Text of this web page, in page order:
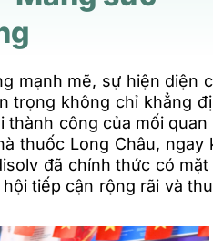
mạnh mẽ, sự hiện diện
trọng không chỉ khẳng
thành công của mối quan
thuốc Long Châu, ngay
đã chính thức có mặt
tiếp cận rộng rãi và